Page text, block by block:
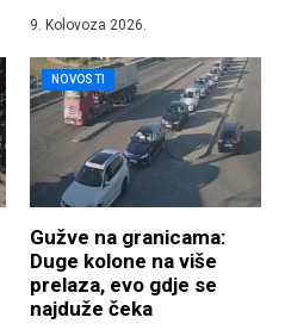
9. Kolovoza 2026.
NOVOSTI
Gužve na granicama:
Duge kolone na više
prelaza, evo gdje se
najduže čeka